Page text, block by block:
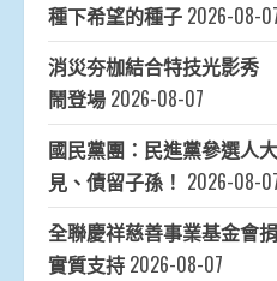
種下希望的種子 2026-08-
消災夯枷結合特技光影秀
鬧登場 2026-08-07
國民黨團：民進黨參選人
見、債留子孫！ 2026-08-
全聯慶祥慈善事業基金會
實質支持 2026-08-07